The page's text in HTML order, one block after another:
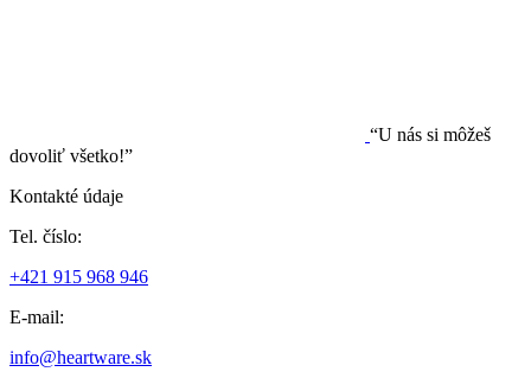
“U nás si môžeš
dovoliť všetko!”
Kontakté údaje
Tel. číslo:
+421 915 968 946
E-mail:
info@heartware.sk